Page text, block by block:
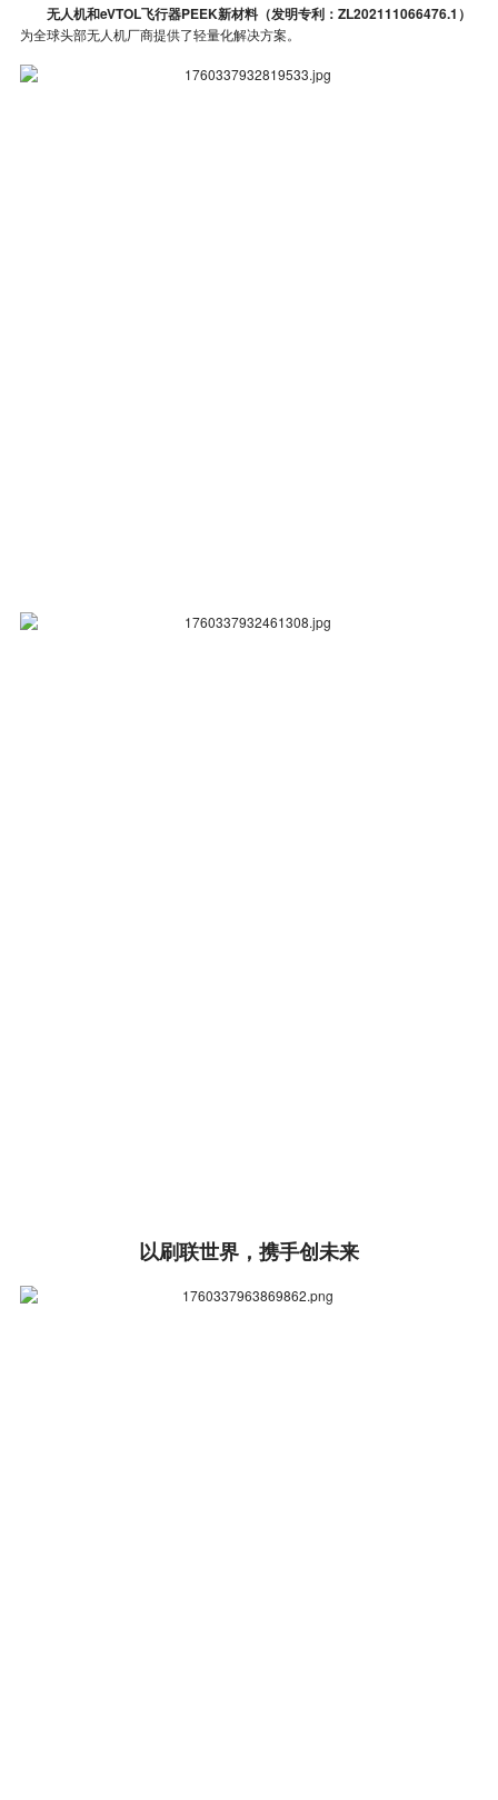
无人机和eVTOL飞行器PEEK新材料（发明专利：ZL202111066476.1）
为全球头部无人机厂商提供了轻量化解决方案。
以刷联世界，携手创未来